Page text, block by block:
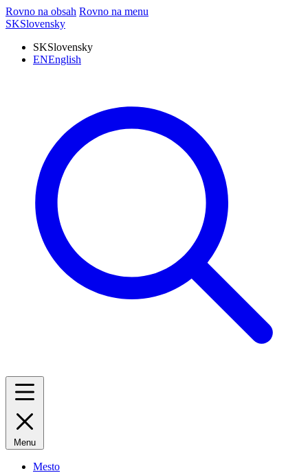
Rovno na obsah Rovno na menu
SKSlovensky
SKSlovensky
ENEnglish
Menu
Mesto